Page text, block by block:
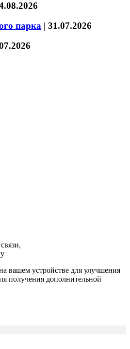
парка | 31.07.2026
вашем устройстве для улучшения
получения дополнительной